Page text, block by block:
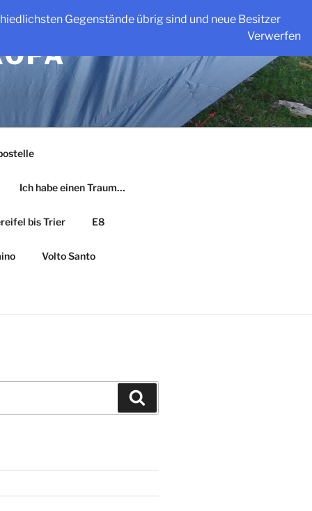
Gegenstände übrig sind und neue Besitzer
Verwerfen
Ich habe einen Traum…
bis Trier E8
Volto Santo